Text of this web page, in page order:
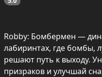
Robby: Бомбермен —
лабиринтах, где бомбы,
решают путь к выходу.
призраков и улучшай